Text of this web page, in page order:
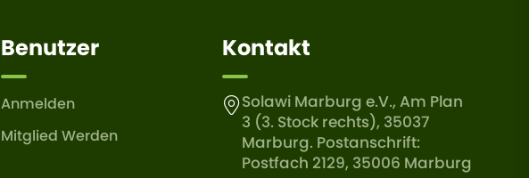
Benutzer
Anmelden
Mitglied Werden
Kontakt
Solawi Marburg e.V., Am Plan
3 (3. Stock rechts), 35037
Marburg. Postanschrift:
Postfach 2129, 35006 Marburg